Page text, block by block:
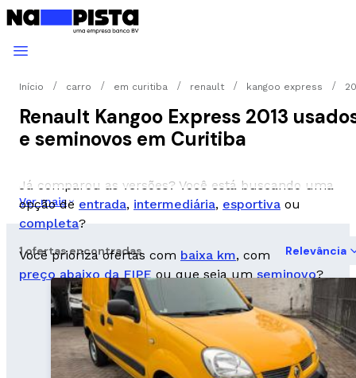
Início carro em curitiba renault kangoo express
Renault Kangoo Express 2013
e seminovos em Curitiba
Já comparou as versões? Você está buscando uma
opção de entrada, intermediária, esportiva ou
completa?
Você prioriza ofertas com baixa km, com
preço abaixo da FIPEou que seja umseminovo?
Ver mais
1 ofertas encontradas Relevância